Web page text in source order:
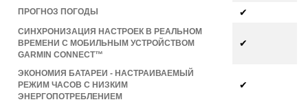
ПРОГНОЗ ПОГОДЫ ✔
СИНХРОНИЗАЦИЯ НАСТРОЕК В РЕАЛЬНОМ
ВРЕМЕНИ С МОБИЛЬНЫМ УСТРОЙСТВОМ
GARMIN CONNECT™
✔
ЭКОНОМИЯ БАТАРЕИ - НАСТРАИВАЕМЫЙ
РЕЖИМ ЧАСОВ С НИЗКИМ
ЭНЕРГОПОТРЕБЛЕНИЕМ
✔